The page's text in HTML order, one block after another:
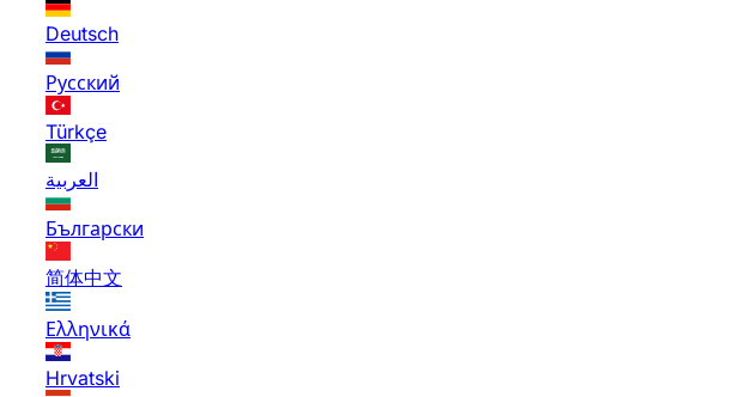
Deutsch
Русский
Türkçe
العربية
Български
简体中文
Ελληνικά
Hrvatski